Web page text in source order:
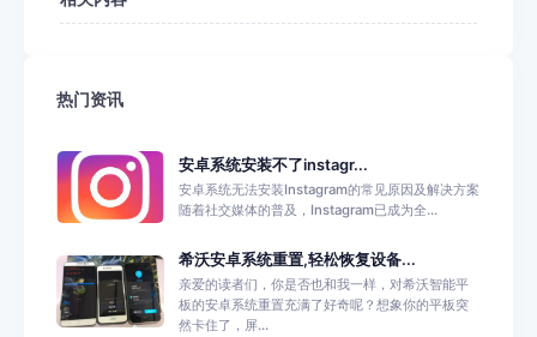
热门资讯
安卓系统安装不了instagr...
安卓系统无法安装Instagram的常见原因及解决方案
随着社交媒体的普及，Instagram已成为全...
希沃安卓系统重置,轻松恢复设备...
亲爱的读者们，你是否也和我一样，对希沃智能平
板的安卓系统重置充满了好奇呢？想象你的平板突
然卡住了，屏...